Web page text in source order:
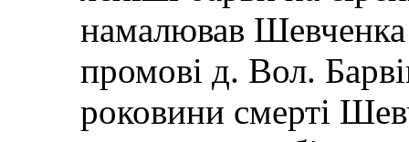
намалював
промові д. Вол.
роковини смерті